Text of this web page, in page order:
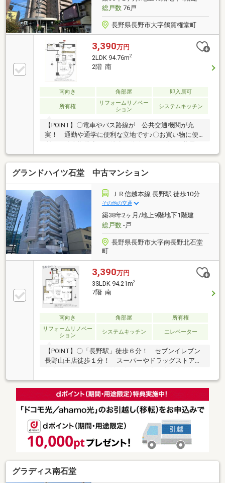
総戸数76戸
長野県長野市大字鶴賀権堂町
3,390万円
2LDK 94.76m2
2階 南
南向き 角部屋 即入居可
所有権
リフォームリノベー
ション
システムキッチン
【POINT】〇電車やバス路線が 公共交通機関が充
実！ 通勤や通学に便利な立地です♪〇お買い物に便
徒歩圏内にあり 生活利便施設が充実しています♪〇
ＬＤＫはゆったり１７．６帖◎ 各居室に収納スペー
スもあり 荷物がスッキリ片付きます♪トランクルー
ム面積１．１４㎡（無償）ペット飼育可（細則あり）
駐車場の空き状況は管理会社へ要確認■【０１２０－
７０－３３７３】へお気軽にお問い合わせください
☆■【ララハウス 長野支店】で検索♪ 最新情報を
毎日更新中です！ 弊社ホームページをご利用くだ
さいませ☆☆
グランドハイツ石堂 中古マンション
ＪＲ信越本線 長野駅 徒歩10分
その他の交通
築38年2ヶ月/地上9階地下1階建
総戸数-戸
長野県長野市大字南長野北石堂
町
3,390万円
3SLDK 94.21m2
7階 南
南向き 角部屋
所有権
リフォームリノベー
ション
システムキッチン エレベーター
【POINT】〇「長野駅」徒歩６分！ セブンイレブン
長野山王店徒歩１分！ スーパーやドラッグストアも
徒歩４分に 揃う利便性の良い立地◎ 山王小学校も
徒歩６分♪〇２０２６年６月にリフォーム完了予定
☆ キッチンやトイレなど水回り機器 新品交換予定
です♪ 食洗機新規取付予定で、家事の 時短になり
ます☆〇南向きのバルコニーへはリビングと 洋室か
☆■【０１２０－７０－３３７３】へお気軽にお問い
合わせください☆■【ララハウス 長野支店】で検索
♪ 最新情報を毎日更新中です！ 弊社ホームペ
グラディス南石堂